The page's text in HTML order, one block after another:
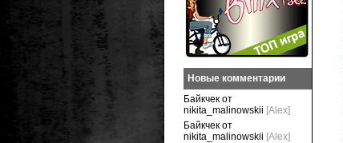
Новые комментарии
Байкчек от
nikita_malinowskii [Alex]
Байкчек от
nikita_malinowskii [Alex]